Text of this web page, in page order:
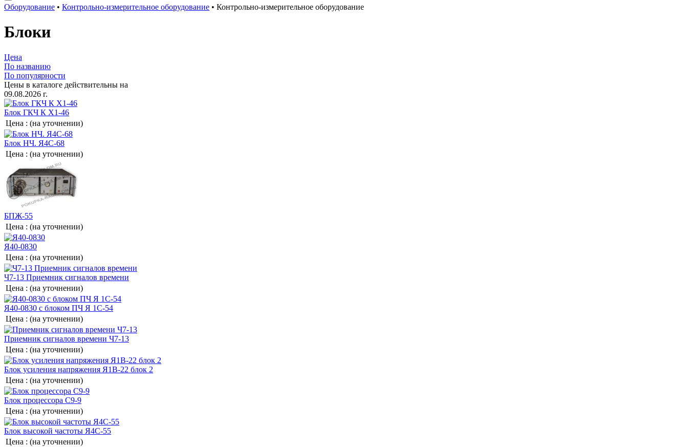
Оборудование • Контрольно-измерительное оборудование • Контрольно-измерительное оборудование
Блоки
Цена
По названию
По популярности
Цены в каталоге действительны на
09.08.2026 г.
Блок ГКЧ К Х1-46
Цена : (на уточнении)
Блок НЧ. Я4С-68
Цена : (на уточнении)
БПЖ-55
Цена : (на уточнении)
Я40-0830
Цена : (на уточнении)
Ч7-13 Приемник сигналов времени
Цена : (на уточнении)
Я40-0830 с блоком ПЧ Я 1С-54
Цена : (на уточнении)
Приемник сигналов времени Ч7-13
Цена : (на уточнении)
Блок усиления напряжения Я1В-22 блок 2
Цена : (на уточнении)
Блок процессора С9-9
Цена : (на уточнении)
Блок высокой частоты Я4С-55
Цена : (на уточнении)